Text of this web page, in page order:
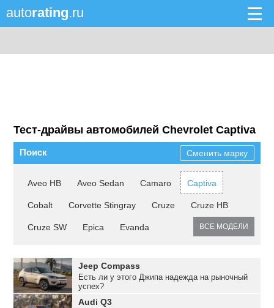
autorating.ru
Тест-драйвы автомобилей Chevrolet Captiva
Поиск Сменить марку
Aveo HB Aveo Sedan Camaro Captiva
Cobalt Corvette Stingray Cruze Cruze HB
Cruze SW Epica Evanda ВСЕ МОДЕЛИ
Jeep Compass
Есть ли у этого Джипа надежда на рыночный
успех?
Audi Q3